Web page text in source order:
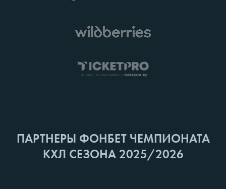
ПАРТНЕРЫ ФОНБЕТ ЧЕМПИОНАТА
КХЛ СЕЗОНА 2025/2026